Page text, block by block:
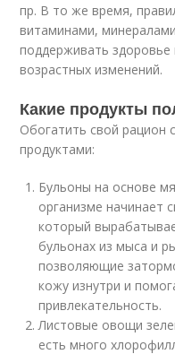
пр. В то же время,
витаминами,
поддерживать
возрастных изменений.
Какие продукты
Обогатить свой
продуктами:
Бульоны на основе
организме начинает
который
бульонах из мыса и
позволяющие
кожу изнутри и
привлекательность.
Листовые овощи
есть много